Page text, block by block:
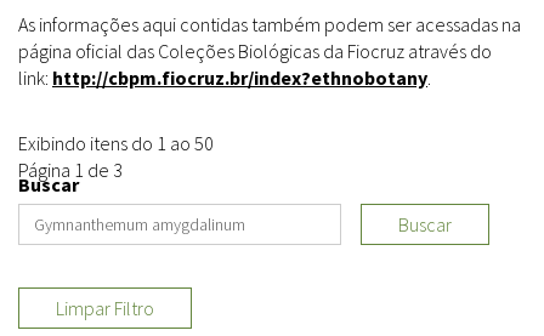
As informações aqui contidas também podem ser acessadas na
página oficial das Coleções Biológicas da Fiocruz através do
link: http://cbpm.fiocruz.br/index?ethnobotany.
Exibindo itens do 1 ao 50
Página 1 de 3
Buscar
Buscar
Limpar Filtro